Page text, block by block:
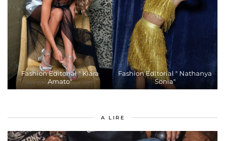
Fashion Editorial " Kiara
Amato"
Fashion Editorial " Nathanya
Sonia"
A LIRE